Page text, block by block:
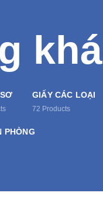
GIẤY CÁC LOẠI
72 Products
PHÒNG